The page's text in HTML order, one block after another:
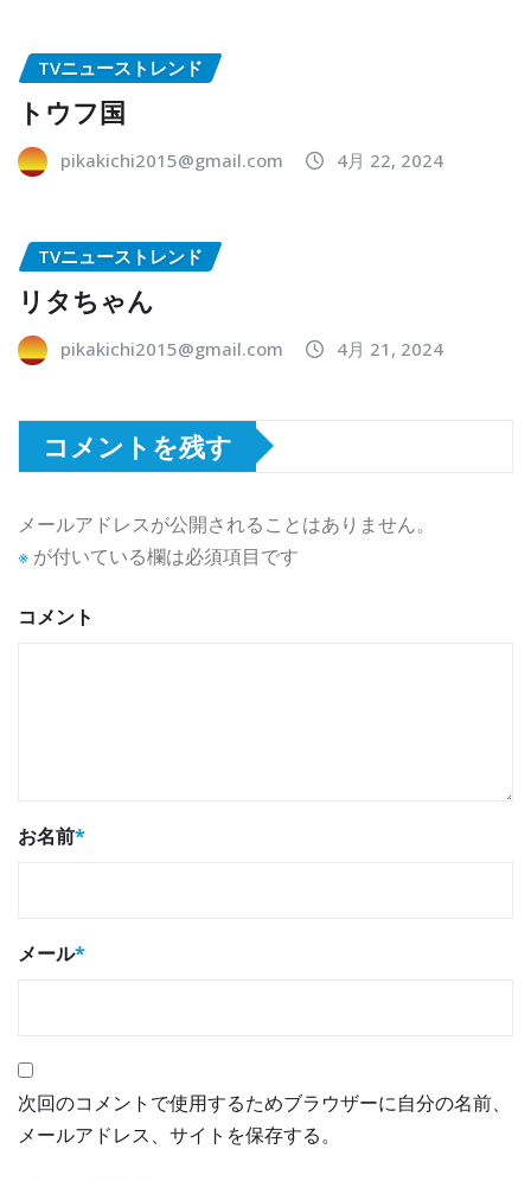
TVニューストレンド
トウフ国
pikakichi2015@gmail.com 4月 22, 2024
TVニューストレンド
リタちゃん
pikakichi2015@gmail.com 4月 21, 2024
コメントを残す
メールアドレスが公開されることはありません。
※ が付いている欄は必須項目です
コメント
お名前*
メール*
次回のコメントで使用するためブラウザーに自分の名前、
メールアドレス、サイトを保存する。